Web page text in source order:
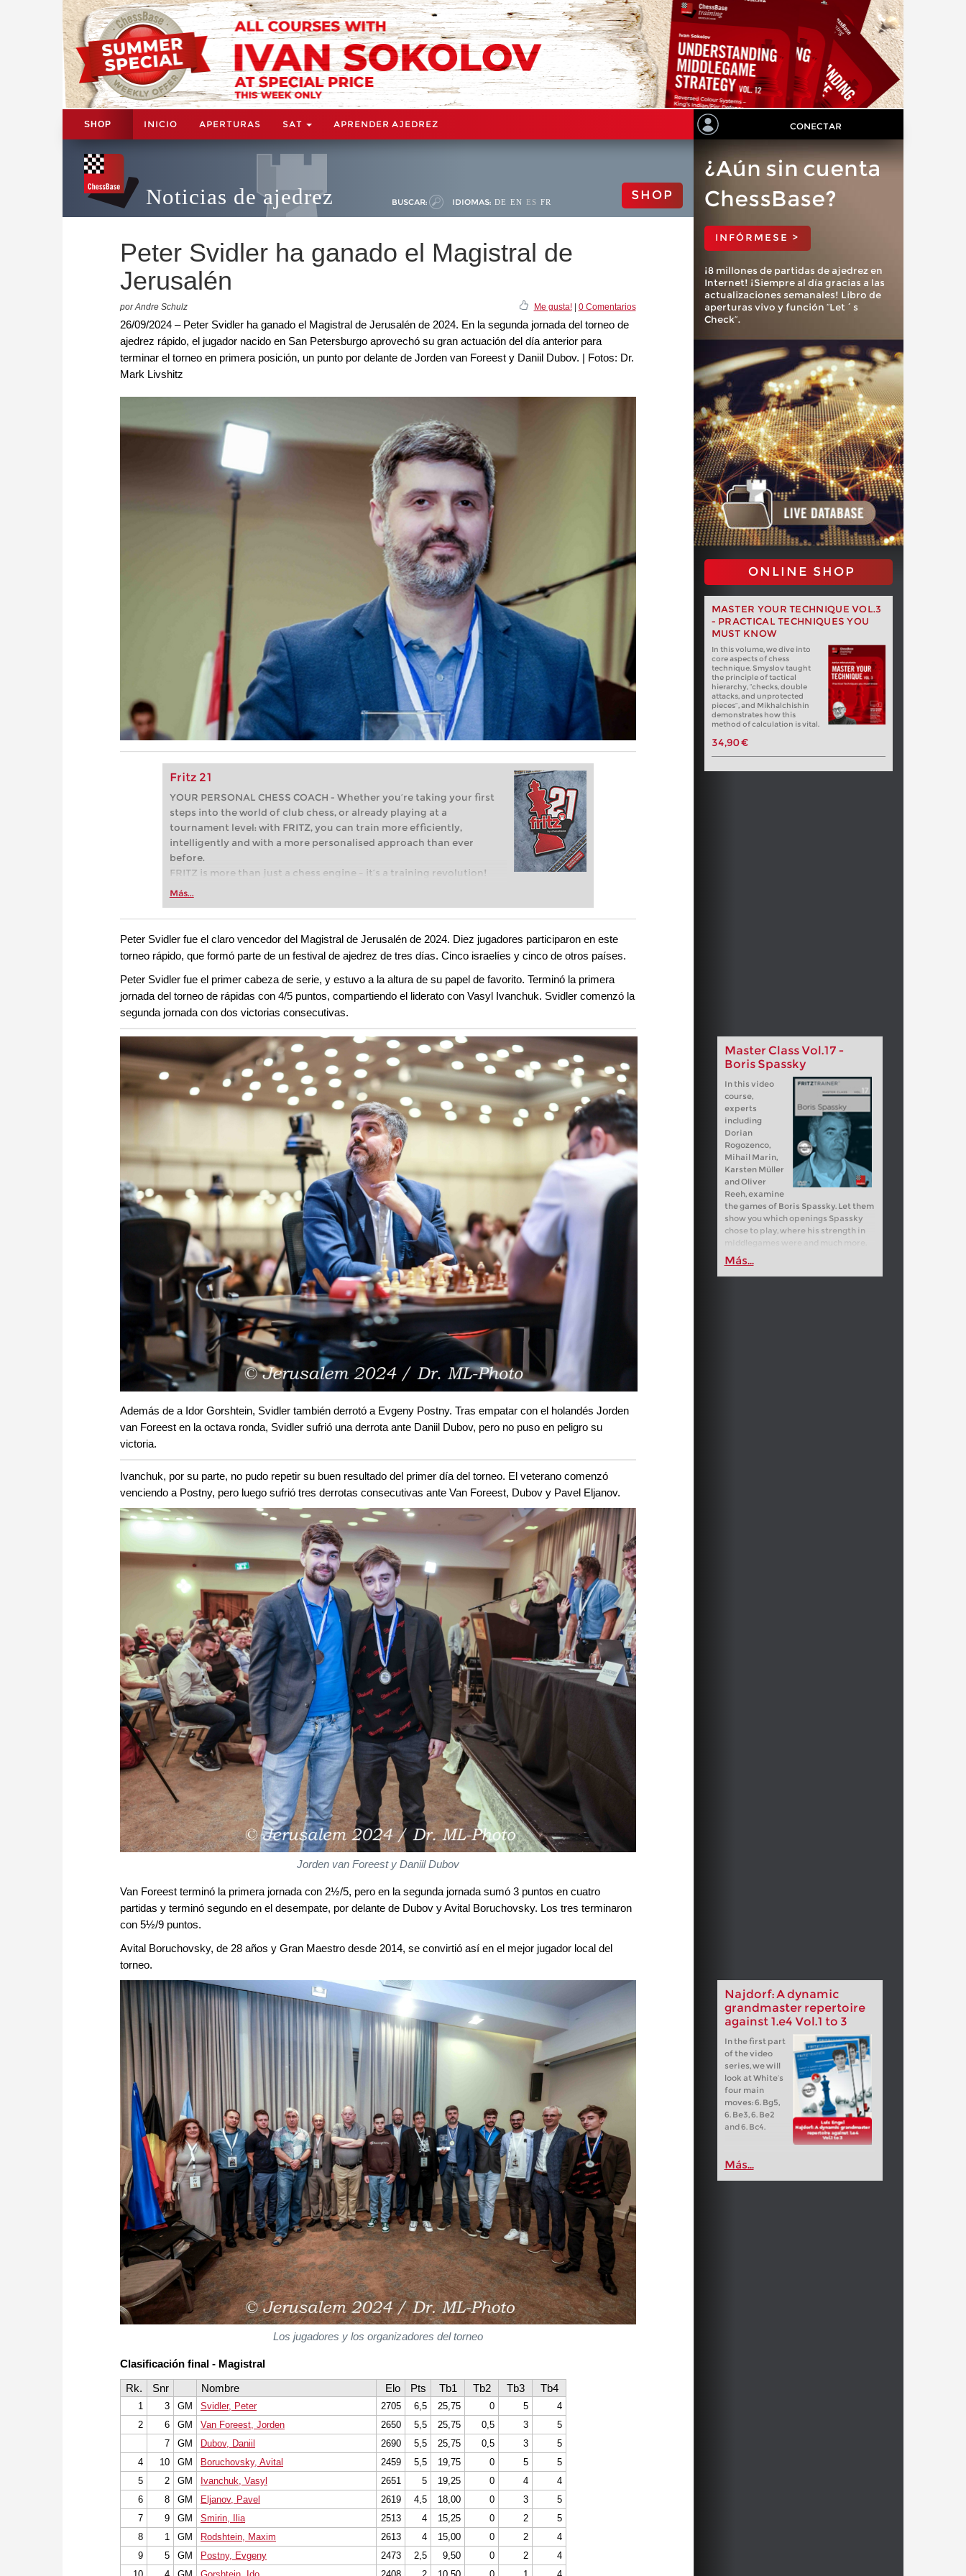
SHOP INICIO APERTURAS SAT APRENDER AJEDREZ CONECTAR
Noticias de ajedrez BUSCAR: IDIOMAS: DE EN ES FR SHOP
Peter Svidler ha ganado el Magistral de
Jerusalén
por Andre Schulz Me gusta!| 0 Comentarios
26/09/2024 – Peter Svidler ha ganado el Magistral de Jerusalén de 2024. En la segunda jornada del torneo de
ajedrez rápido, el jugador nacido en San Petersburgo aprovechó su gran actuación del día anterior para
terminar el torneo en primera posición, un punto por delante de Jorden van Foreest y Daniil Dubov. | Fotos: Dr.
Mark Livshitz
Fritz 21
YOUR PERSONAL CHESS COACH - Whether you’re taking your first
steps into the world of club chess, or already playing at a
tournament level: with FRITZ, you can train more efficiently,
intelligently and with a more personalised approach than ever
before.
FRITZ is more than just a chess engine – it’s a training revolution!
Whether you’re taking your first steps into the world of club chess,
more efficiently, intelligently and with a more personalised
approach than ever before.
Más...
¿Aún sin cuenta
ChessBase?
INFÓRMESE >
¡8 millones de partidas de ajedrez en
Internet! ¡Siempre al día gracias a las
actualizaciones semanales! Libro de
aperturas vivo y función “Let´s
Check”.
ONLINE SHOP
MASTER YOUR TECHNIQUE VOL.3
- PRACTICAL TECHNIQUES YOU
MUST KNOW
In this volume, we dive into
core aspects of chess
technique. Smyslov taught
the principle of tactical
hierarchy, “checks, double
attacks, and unprotected
pieces”, and Mikhalchishin
demonstrates how this
method of calculation is vital.
34,90 €
Peter Svidler fue el claro vencedor del Magistral de Jerusalén de 2024. Diez jugadores participaron en este
torneo rápido, que formó parte de un festival de ajedrez de tres días. Cinco israelíes y cinco de otros países.
Peter Svidler fue el primer cabeza de serie, y estuvo a la altura de su papel de favorito. Terminó la primera
jornada del torneo de rápidas con 4/5 puntos, compartiendo el liderato con Vasyl Ivanchuk. Svidler comenzó la
segunda jornada con dos victorias consecutivas.
Master Class Vol.17 -
Boris Spassky
In this video
course,
experts
including
Dorian
Rogozenco,
Mihail Marin,
Karsten Müller
and Oliver
Reeh, examine
the games of Boris Spassky. Let them
show you which openings Spassky
chose to play, where his strength in
middlegames were and much more.
Más...
Además de a Idor Gorshtein, Svidler también derrotó a Evgeny Postny. Tras empatar con el holandés Jorden
van Foreest en la octava ronda, Svidler sufrió una derrota ante Daniil Dubov, pero no puso en peligro su
victoria.
Ivanchuk, por su parte, no pudo repetir su buen resultado del primer día del torneo. El veterano comenzó
venciendo a Postny, pero luego sufrió tres derrotas consecutivas ante Van Foreest, Dubov y Pavel Eljanov.
Jorden van Foreest y Daniil Dubov
Van Foreest terminó la primera jornada con 2½/5, pero en la segunda jornada sumó 3 puntos en cuatro
partidas y terminó segundo en el desempate, por delante de Dubov y Avital Boruchovsky. Los tres terminaron
con 5½/9 puntos.
Avital Boruchovsky, de 28 años y Gran Maestro desde 2014, se convirtió así en el mejor jugador local del
torneo.
Najdorf: A dynamic
grandmaster repertoire
against 1.e4 Vol.1 to 3
In the first part
of the video
series, we will
look at White’s
four main
moves: 6. Bg5,
6. Be3, 6. Be2
and 6. Bc4.
Más...
Los jugadores y los organizadores del torneo
Clasificación final - Magistral
Rk.
Snr Nombre Elo Pts Tb1 Tb2 Tb3 Tb4
1 3 GM Svidler, Peter 2705 6,5 25,75 0 5
4
2
6 GM Van Foreest, Jorden 2650 5,5 25,75 0,5 3
5
7
GM Dubov, Daniil 2690 5,5 25,75 0,5 3
5
4
10 GM Boruchovsky, Avital 2459 5,5 19,75 0 5
5
5
2 GM Ivanchuk, Vasyl 2651 5 19,25 0 4
4
6
8 GM Eljanov, Pavel 2619 4,5 18,00 0 3
5
7
9 GM Smirin, Ilia 2513 4 15,25 0 2
5
8
1 GM Rodshtein, Maxim 2613 4 15,00 0 2
4
9
5 GM Postny, Evgeny 2473 2,5 9,50 0 2
4